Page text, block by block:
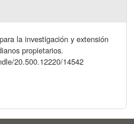
la investigación y extensión
propietarios.
20.500.12220/14542